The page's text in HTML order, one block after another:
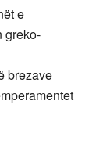
e
greko-
brezave